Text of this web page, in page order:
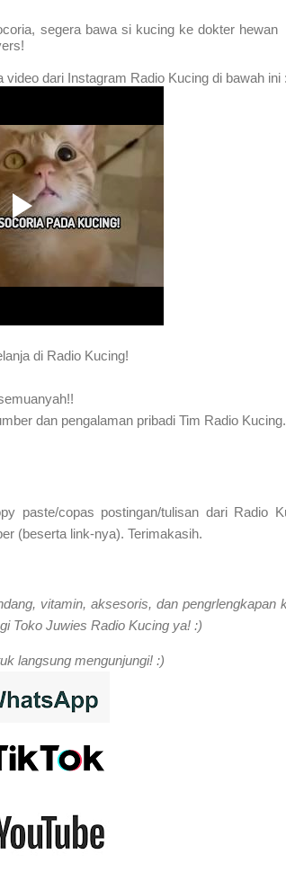
segera bawa si kucing ke dokter hewan
dari Instagram Radio Kucing di bawah ini :
di Radio Kucing!
dan pengalaman pribadi Tim Radio Kucing.
paste/copas postingan/tulisan dari Radio
(beserta link-nya). Terimakasih.
vitamin, aksesoris, dan pengrlengkapan
Toko Juwies Radio Kucing ya! :)
langsung mengunjungi! :)